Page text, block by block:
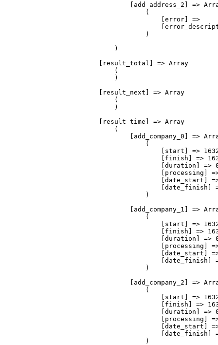
[add_address_2] =>
(
[error] =>
[error_description] =>
)
)
[result_total] => Array
(
)
[result_next] => Array
(
)
[result_time] => Array
(
[add_company_0] =>
(
[start] =>
[finish] =>
[duration] =>
[processing] =>
[date_start] => 2021-09-
[date_finish] => 2021-09-
)
[add_company_1] =>
(
[start] =>
[finish] =>
[duration] =>
[processing] =>
[date_start] => 2021-09-
[date_finish] => 2021-09-
)
[add_company_2] =>
(
[start] =>
[finish] =>
[duration] =>
[processing] =>
[date_start] => 2021-09-
[date_finish] => 2021-09-
)